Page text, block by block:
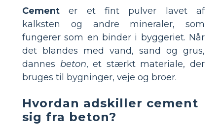
Cement er et fint pulver lavet af
kalksten og andre mineraler, som
fungerer som en binder i byggeriet. Når
det blandes med vand, sand og grus,
dannes beton, et stærkt materiale, der
bruges til bygninger, veje og broer.
Hvordan adskiller cement
sig fra beton?